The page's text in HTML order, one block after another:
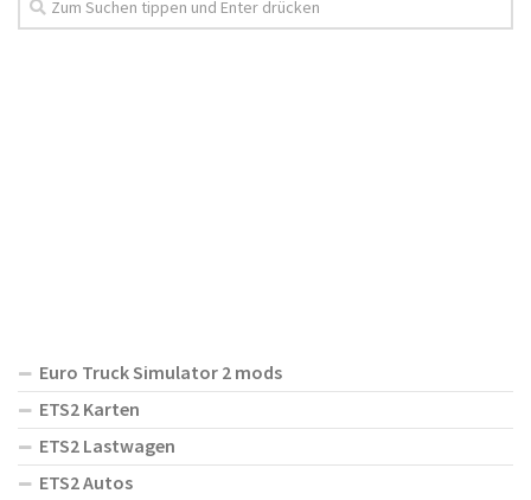
Euro Truck Simulator 2 mods
ETS2 Karten
ETS2 Lastwagen
ETS2 Autos